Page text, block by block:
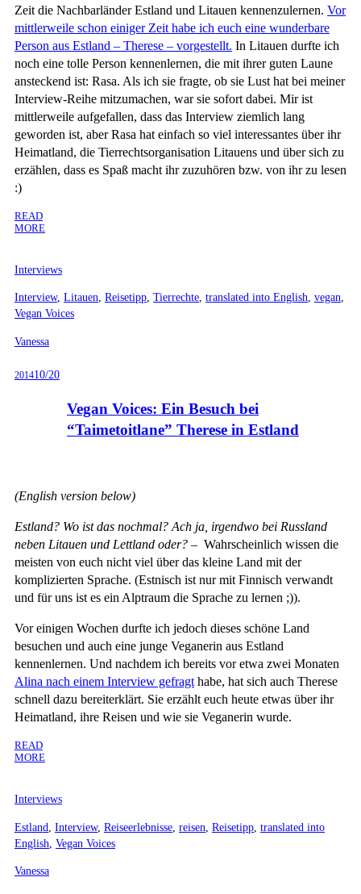
Zeit die Nachbarländer Estland und Litauen kennenzulernen. Vor
mittlerweile schon einiger Zeit habe ich euch eine wunderbare
Person aus Estland – Therese – vorgestellt. In Litauen durfte ich
noch eine tolle Person kennenlernen, die mit ihrer guten Laune
ansteckend ist: Rasa. Als ich sie fragte, ob sie Lust hat bei meiner
Interview-Reihe mitzumachen, war sie sofort dabei. Mir ist
mittlerweile aufgefallen, dass das Interview ziemlich lang
geworden ist, aber Rasa hat einfach so viel interessantes über ihr
Heimatland, die Tierrechtsorganisation Litauens und über sich zu
erzählen, dass es Spaß macht ihr zuzuhören bzw. von ihr zu lesen
:)
READ
MORE
Interviews
Interview, Litauen, Reisetipp, Tierrechte, translated into English, vegan,
Vegan Voices
Vanessa
201410/20
Vegan Voices: Ein Besuch bei
“Taimetoitlane” Therese in Estland
(English version below)
Estland? Wo ist das nochmal? Ach ja, irgendwo bei Russland
neben Litauen und Lettland oder? – Wahrscheinlich wissen die
meisten von euch nicht viel über das kleine Land mit der
komplizierten Sprache. (Estnisch ist nur mit Finnisch verwandt
und für uns ist es ein Alptraum die Sprache zu lernen ;)).
Vor einigen Wochen durfte ich jedoch dieses schöne Land
besuchen und auch eine junge Veganerin aus Estland
kennenlernen. Und nachdem ich bereits vor etwa zwei Monaten
Alina nach einem Interview gefragt habe, hat sich auch Therese
schnell dazu bereiterklärt. Sie erzählt euch heute etwas über ihr
Heimatland, ihre Reisen und wie sie Veganerin wurde.
READ
MORE
Interviews
Estland Interview, Reiseerlebnisse reisen Reisetipp translated into
English Vegan Voices
Vanessa